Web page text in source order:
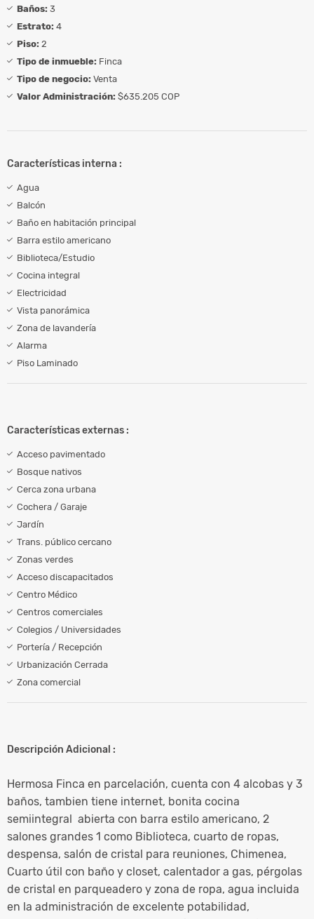
Baños: 3
Estrato: 4
Piso: 2
Tipo de inmueble: Finca
Tipo de negocio: Venta
Valor Administración: $635.205 COP
Características interna :
Agua
Balcón
Baño en habitación principal
Barra estilo americano
Biblioteca/Estudio
Cocina integral
Electricidad
Vista panorámica
Zona de lavandería
Alarma
Piso Laminado
Características externas :
Acceso pavimentado
Bosque nativos
Cerca zona urbana
Cochera / Garaje
Jardín
Trans. público cercano
Zonas verdes
Acceso discapacitados
Centro Médico
Centros comerciales
Colegios / Universidades
Portería / Recepción
Urbanización Cerrada
Zona comercial
Descripción Adicional :
Hermosa Finca en parcelación, cuenta con 4 alcobas y 3
baños, tambien tiene internet, bonita cocina
semiintegral abierta con barra estilo americano, 2
salones grandes 1 como Biblioteca, cuarto de ropas,
despensa, salón de cristal para reuniones, Chimenea,
Cuarto útil con baño y closet, calentador a gas, pérgolas
de cristal en parqueadero y zona de ropa, agua incluida
en la administración de excelente potabilidad,